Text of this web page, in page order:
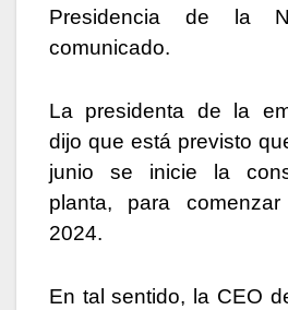
Presidencia de la
comunicado.
La presidenta de la
dijo que está previsto
junio se inicie la
planta, para
2024.
En tal sentido, la CEO